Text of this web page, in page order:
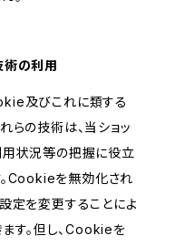
術の利用
及びこれに類する
らの技術は、当ショッ
用状況等の把握に役立
。Cookieを無効化され
定を変更することによ
す。但し、Cookieを